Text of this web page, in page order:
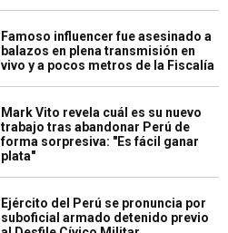
Famoso influencer fue asesinado a
balazos en plena transmisión en
vivo y a pocos metros de la Fiscalía
Mark Vito revela cuál es su nuevo
trabajo tras abandonar Perú de
forma sorpresiva: "Es fácil ganar
plata"
Ejército del Perú se pronuncia por
suboficial armado detenido previo